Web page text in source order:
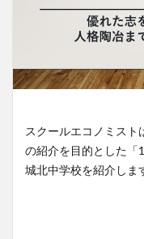
スクールエコノミスト
の紹介を目的とした「
城北中学校を紹介しま